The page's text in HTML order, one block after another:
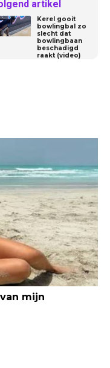
artikel
Kerel gooit
bowlingbal zo
slecht dat
bowlingbaan
beschadigd
raakt (video)
mijn